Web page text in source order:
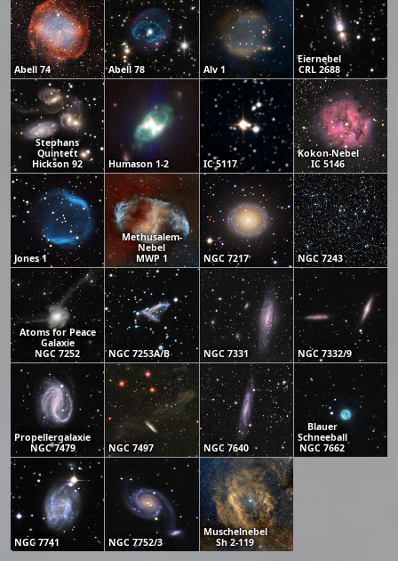
Abell 74 Abell 78 Alv 1
Eiernebel
CRL 2688
Stephans
Quintett
Hickson 92
Humason 1-2 IC 5117
Kokon-Nebel
IC 5146
Jones 1
Methusalem-
Nebel
MWP 1
NGC 7217 NGC 7243
Atoms for Peace
Galaxie
NGC 7252
NGC 7253A/B NGC 7331 NGC 7332/9
Propellergalaxie
NGC 7479
NGC 7497 NGC 7640
Blauer
Schneeball
NGC 7662
NGC 7741 NGC 7752/3
Muschelnebel
Sh 2-119